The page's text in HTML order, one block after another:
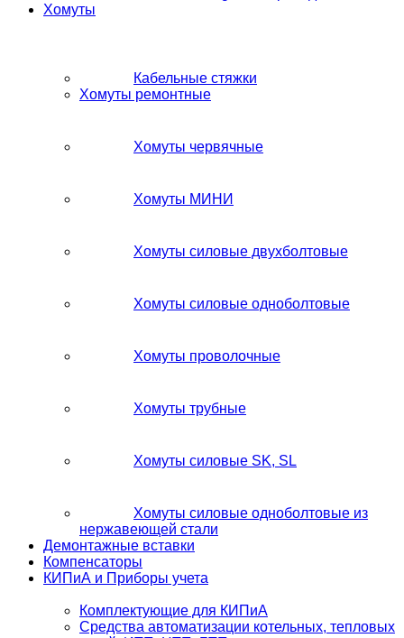
Хомуты
Кабельные стяжки
Хомуты ремонтные
Хомуты червячные
Хомуты МИНИ
Хомуты силовые двухболтовые
Хомуты силовые одноболтовые
Хомуты проволочные
Хомуты трубные
Хомуты силовые SK, SL
Хомуты силовые одноболтовые из
нержавеющей стали
Демонтажные вставки
Компенсаторы
КИПиА и Приборы учета
Комплектующие для КИПиА
Средства автоматизации котельных, тепловых